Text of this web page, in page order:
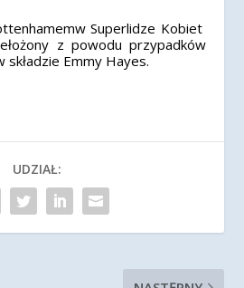
Superlidze Kobiet
z powodu przypadków
składzie Emmy Hayes.
UDZIAŁ: